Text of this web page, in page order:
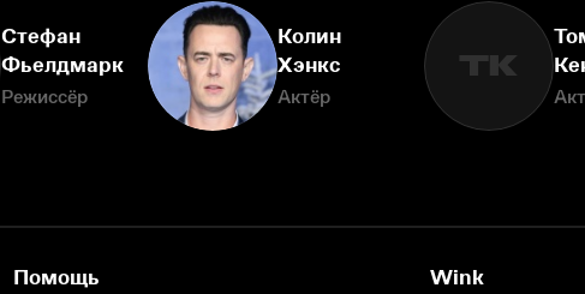
Стефан
Фьелдмарк
Режиссёр
Колин
Хэнкс
Актёр
ТК
Помощь Wink